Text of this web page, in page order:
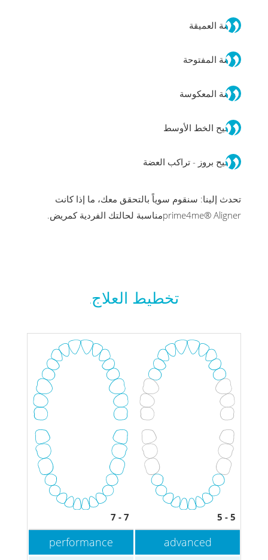
العضة العميقة
العضة المفتوحة
العضة المعكوسة
تصحيح الخط الأوسط
تصحيح بروز - تراكب العضة
تحدث إلينا: سنقوم سوياً بالتحقق معك، ما إذا كانت
prime4me® Alignerمناسبة لحالتك الفردية كمريض.
تخطيط العلاج.
5 - 5
7 - 7
advanced
performance